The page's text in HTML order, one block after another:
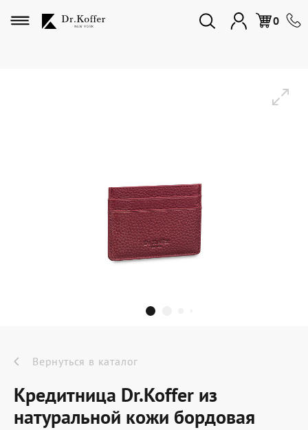
0
Избранное
Подарки и сувениры
Подарочные карты
Dr.Koffer Outlet
Новинки
Акции
Вернуться в каталог
Кредитница Dr.Koffer из
натуральной кожи бордовая